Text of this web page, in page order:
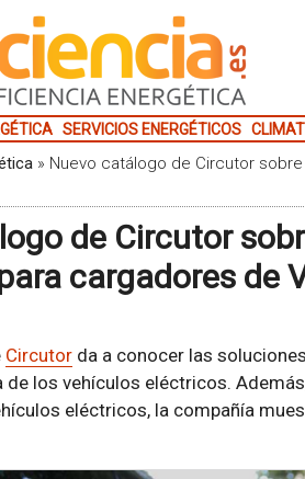
SERVICIOS ENERGÉTICOS
» Nuevo catálogo de Circutor
de Circutor
cargadores de
Circutorda a conocer las
de los vehículos eléctricos.
eléctricos, la compañía